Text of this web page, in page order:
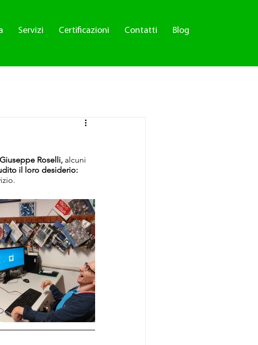
Servizi Certificazioni Contatti Blog
Roselli, alcuni
il loro desiderio: